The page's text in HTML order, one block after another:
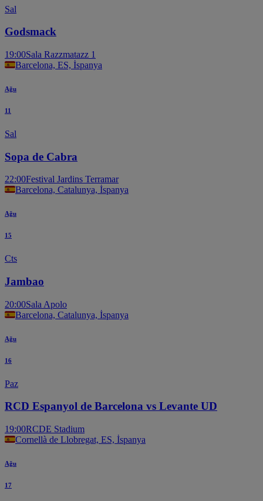
Sal
Godsmack
19:00Sala Razzmatazz 1
Barcelona, ES, İspanya
Ağu
11
Sal
Sopa de Cabra
22:00Festival Jardins Terramar
Barcelona, Catalunya, İspanya
Ağu
15
Cts
Jambao
20:00Sala Apolo
Barcelona, Catalunya, İspanya
Ağu
16
Paz
RCD Espanyol de Barcelona vs Levante UD
19:00RCDE Stadium
Cornellà de Llobregat, ES, İspanya
Ağu
17